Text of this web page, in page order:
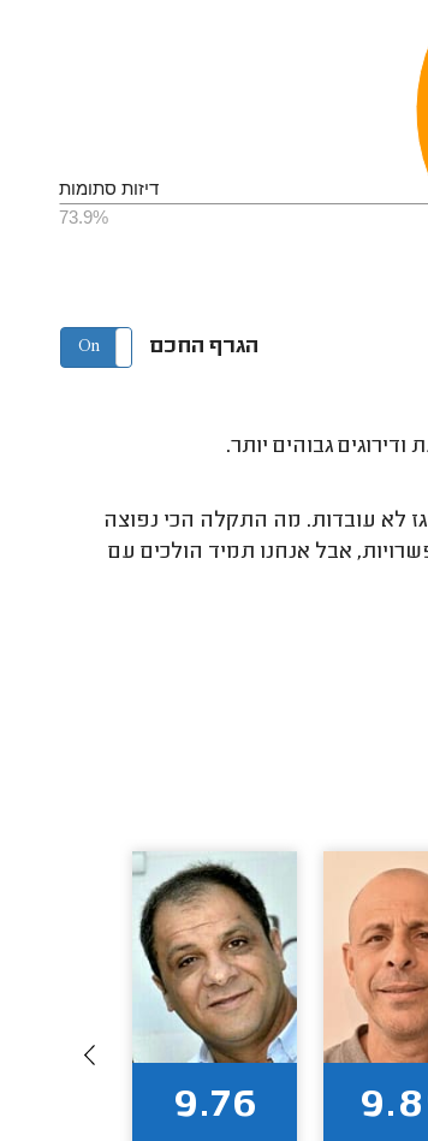
דיזות סתומות
73.9%
הגרף החכם On Off
גבוהים יותר.
לא עובדות. מה התקלה הכי נפוצה
יש עוד אפשרויות, אבל אנחנו תמיד הולכים עם
9.76